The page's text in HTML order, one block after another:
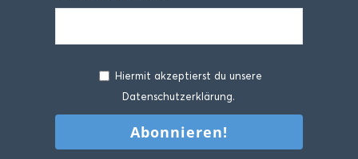
Hiermit akzeptierst du unsere
Datenschutzerklärung.